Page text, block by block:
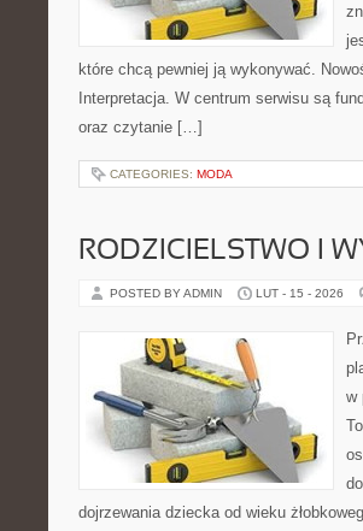
które chcą pewniej ją wykonywać.
Interpretacja. W centrum serwisu są
oraz czytanie […]
CATEGORIES: MODA
RODZICIELSTWO I
POSTED BY ADMIN LUT - 15 - 2026
w
dojrzewania dziecka od wieku